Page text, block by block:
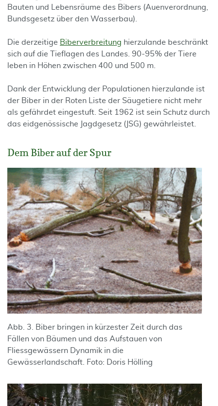
Bauten und Lebensräume des Bibers (Auenverordnung,
Bundsgesetz über den Wasserbau).
Die derzeitige Biberverbreitung hierzulande beschränkt
sich auf die Tieflagen des Landes. 90-95% der Tiere
leben in Höhen zwischen 400 und 500 m.
Dank der Entwicklung der Populationen hierzulande ist
der Biber in der Roten Liste der Säugetiere nicht mehr
als gefährdet eingestuft. Seit 1962 ist sein Schutz durch
das eidgenössische Jagdgesetz (JSG) gewährleistet.
Dem Biber auf der Spur
Abb. 3. Biber bringen in kürzester Zeit durch das
Fällen von Bäumen und das Aufstauen von
Fliessgewässern Dynamik in die
Gewässerlandschaft. Foto: Doris Hölling